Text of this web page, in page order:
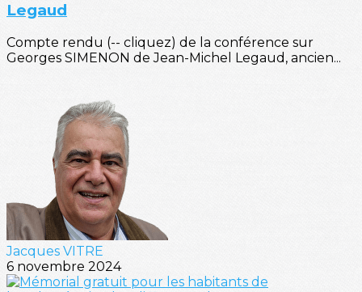
Legaud
Compte rendu (-- cliquez) de la conférence sur
Georges SIMENON de Jean-Michel Legaud, ancien...
Jacques VITRE
6 novembre 2024